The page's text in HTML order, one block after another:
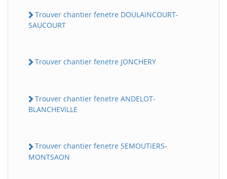
Trouver chantier fenetre DOULAiNCOURT-
SAUCOURT
Trouver chantier fenetre JONCHERY
Trouver chantier fenetre ANDELOT-
BLANCHEViLLE
Trouver chantier fenetre SEMOUTiERS-
MONTSAON